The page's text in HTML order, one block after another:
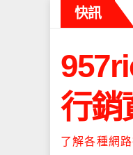
快訊
什麼時候流量最高？流量
行銷
了解各種網